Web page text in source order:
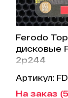
Ferodo
дисковые
2p244
Артикул:
На заказ